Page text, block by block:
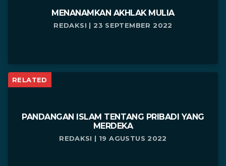
MENANAMKAN AKHLAK MULIA
REDAKSI | 23 SEPTEMBER 2022
RELATED
PANDANGAN ISLAM TENTANG PRIBADI YANG
MERDEKA
REDAKSI | 19 AGUSTUS 2022